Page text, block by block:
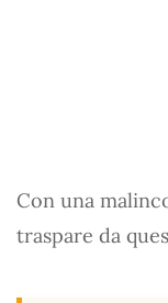
Con una
traspare da